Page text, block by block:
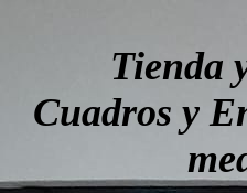
Tienda
Cuadros y